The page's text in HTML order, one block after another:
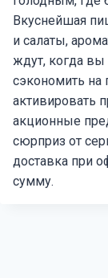
Вкуснейшая
и салаты,
ждут, когда вы
сэкономить
активировать
акционные
сюрприз от
доставка при
сумму.